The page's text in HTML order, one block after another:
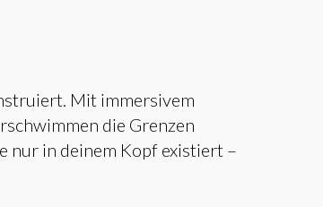
Mit immersivem
die Grenzen
nur in deinem Kopf existiert –